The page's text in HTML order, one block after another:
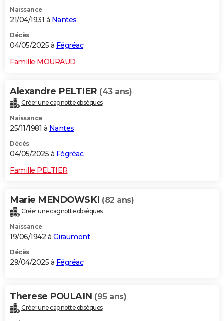
Naissance
21/04/1931 à Nantes
Décès
04/05/2025 à Fégréac
Famille MOURAUD
Alexandre PELTIER (43 ans)
Créer une cagnotte obsèques
Naissance
25/11/1981 à Nantes
Décès
04/05/2025 à Fégréac
Famille PELTIER
Marie MENDOWSKI (82 ans)
Créer une cagnotte obsèques
Naissance
19/06/1942 à Giraumont
Décès
29/04/2025 à Fégréac
Therese POULAIN (95 ans)
Créer une cagnotte obsèques